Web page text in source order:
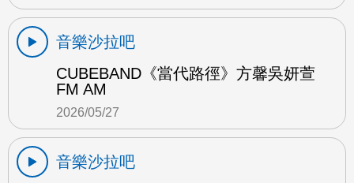
音樂沙拉吧
CUBEBAND《當代路徑》方馨吳妍萱
FM AM
2026/05/27
音樂沙拉吧